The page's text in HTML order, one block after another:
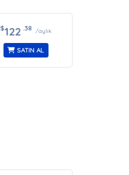
$122 .38 /aylık
SATIN AL